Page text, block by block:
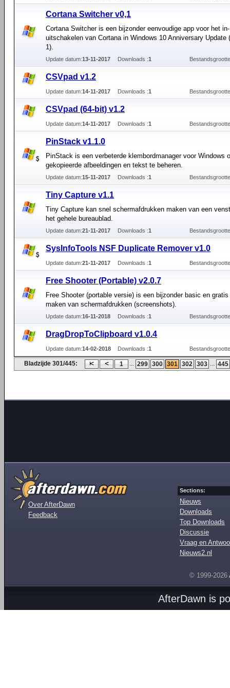
Cortana Switcher v0,1
Cortana Switcher is een bijzonder eenvoudige app voor het
uitschakelen van Cortana in Windows 10 Anniversary Update
1).
Update datum:13-11-2017 Downloads :1
CSVpad v1.2
Update datum:14-11-2017 Downloads :1
CSVpad (64-bit) v1.2
Update datum:14-11-2017 Downloads :1
PinStack v1.1.0
PinStack is een verbeterde klembordmanager voor Windows
gekopieerde afbeeldingen en tekst te beheren.
Update datum:15-11-2017 Downloads :1
Tiny Capture v1.1
Tiny Capture kan snel schermafdrukken maken van een
het gehele bureaublad.
Update datum:21-11-2017 Downloads :1
SysInfoTools NSF Duplicate Remover v1.0
Update datum:21-11-2017 Downloads :1
Free Shooter (Portable) v2.0.7
Free Shooter (portable versie) is een bijzonder basic en
maken van schermafdrukken (screenshots).
Update datum:16-11-2018 Downloads :1
DragDropToClipboard v1.0.4
Update datum:14-02-2018 Downloads :1
Bladzijde 301/445: 1 ... 299 300 301 302 303 ... 445
Over AfterDawn
Feedback
Sections:
Nieuws
Downloads
Top Downloads
Discussie
Vraag en
Nieuws2.nl
© 1999-2026
AfterDawn is